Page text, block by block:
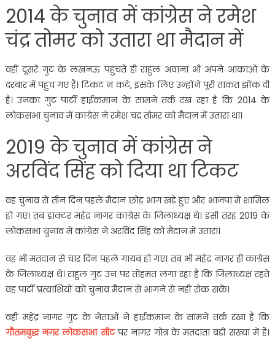
2014 के चुनाव में कांग्रेस ने रमेश
चंद्र तोमर को उतारा था मैदान में
वहीं दूसरे गुट के लखनऊ पहुंचते ही राहुल अवाना भी अपने आकाओं के
दरबार में पहुंच गए हैं। टिकट न कटे, इसके लिए उन्होंने पूरी ताकत झोंक दी
है। उनका गुट पार्टी हाईकमान के सामने तर्क रख रहा है कि 2014 के
लोकसभा चुनाव में कांग्रेस ने रमेश चंद्र तोमर को मैदान में उतारा था।
2019 के चुनाव में कांग्रेस ने
अरविंद सिंह को दिया था टिकट
वह चुनाव से तीन दिन पहले मैदान छोड़ भाग खड़े हुए और भाजपा में शामिल
हो गए। तब डाक्टर महेंद्र नागर कांग्रेस के जिलाध्यक्ष थे। इसी तरह 2019 के
लोकसभा चुनाव में कांग्रेस ने अरविंद सिंह को मैदान में उतारा।
वह भी मतदान से चार दिन पहले गायब हो गए। तब भी महेंद्र नागर ही कांग्रेस
के जिलाध्यक्ष थे। राहुल गुट उन पर तोहमत लगा रहा है कि जिलाध्यक्ष रहते
वह पार्टी प्रत्याशियों को चुनाव मैदान से भागने से नहीं रोक सकें।
वहीं महेंद्र नागर गुट के नेताओं ने हाईकमान के सामने तर्क रखा है कि
गौतमबुद्ध नगर लोकसभा सीटपर नागर गोत्र के मतदाता बड़ी संख्या में हैं।